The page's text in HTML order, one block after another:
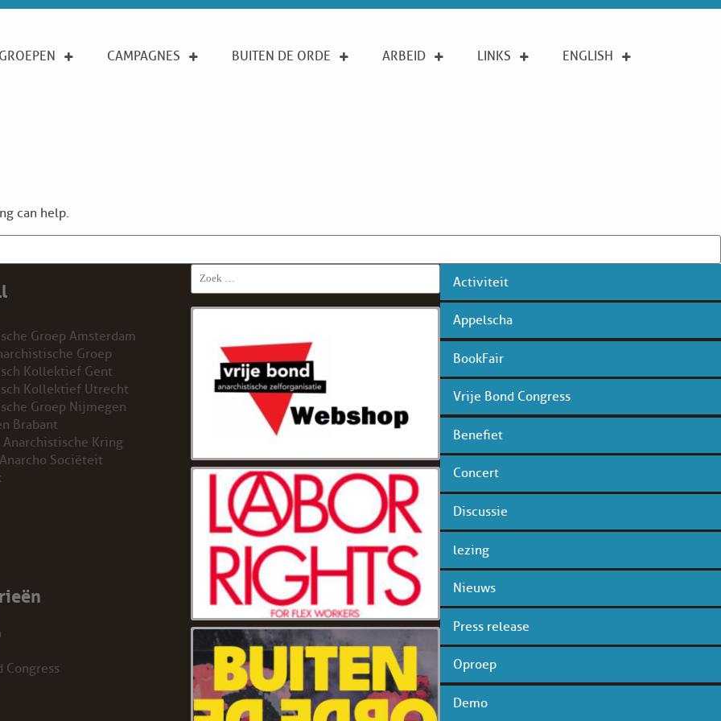
GROEPEN CAMPAGNES BUITEN DE ORDE ARBEID LINKS ENGLISH
can help.
Activiteit
Appelscha
BookFair
Vrije Bond Congress
Benefiet
Concert
Discussie
lezing
Nieuws
Press release
Oproep
Demo
Search
for:
Groep Amsterdam
Groep
Kollektief Gent
Kollektief Utrecht
Groep Nijmegen
Brabant
Anarchistische Kring
Sociëteit
Congress